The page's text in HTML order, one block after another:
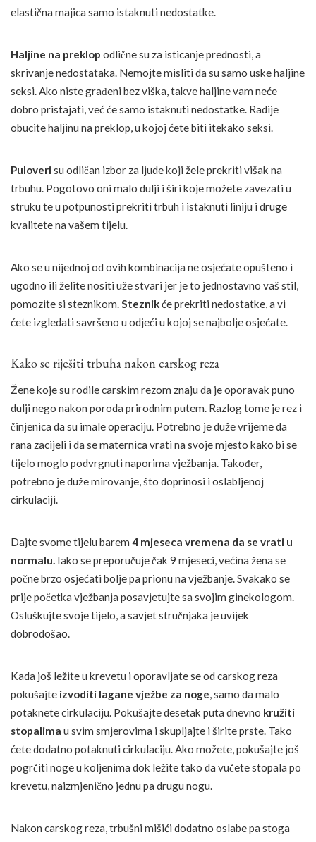
elastična majica samo istaknuti nedostatke.
Haljine na preklop odlične su za isticanje prednosti, a
skrivanje nedostataka. Nemojte misliti da su samo uske haljine
seksi. Ako niste građeni bez viška, takve haljine vam neće
dobro pristajati, već će samo istaknuti nedostatke. Radije
obucite haljinu na preklop, u kojoj ćete biti itekako seksi.
Puloverisu odličan izbor za ljude koji žele prekriti višak na
trbuhu. Pogotovo oni malo dulji i širi koje možete zavezati u
struku te u potpunosti prekriti trbuh i istaknuti liniju i druge
kvalitete na vašem tijelu.
Ako se u nijednoj od ovih kombinacija ne osjećate opušteno i
ugodno ili želite nositi uže stvari jer je to jednostavno vaš stil,
pomozite si steznikom. Steznikće prekriti nedostatke, a vi
ćete izgledati savršeno u odjeći u kojoj se najbolje osjećate.
Kako se riješiti trbuha nakon carskog reza
Žene koje su rodile carskim rezom znaju da je oporavak puno
dulji nego nakon poroda prirodnim putem. Razlog tome je rez i
činjenica da su imale operaciju. Potrebno je duže vrijeme da
rana zacijeli i da se maternica vrati na svoje mjesto kako bi se
tijelo moglo podvrgnuti naporima vježbanja. Također,
potrebno je duže mirovanje, što doprinosi i oslabljenoj
cirkulaciji.
Dajte svome tijelu barem 4 mjeseca vremena da se vrati u
normalu. Iako se preporučuje čak 9 mjeseci, većina žena se
počne brzo osjećati bolje pa prionu na vježbanje. Svakako se
prije početka vježbanja posavjetujte sa svojim ginekologom.
Osluškujte svoje tijelo, a savjet stručnjaka je uvijek
dobrodošao.
Kada još ležite u krevetu i oporavljate se od carskog reza
pokušajte izvoditi lagane vježbe za noge, samo da malo
potaknete cirkulaciju. Pokušajte desetak puta dnevno kružiti
stopalima u svim smjerovima i skupljajte i širite prste. Tako
ćete dodatno potaknuti cirkulaciju. Ako možete, pokušajte još
pogrčiti noge u koljenima dok ležite tako da vučete stopala po
krevetu, naizmjenično jednu pa drugu nogu.
Nakon carskog reza, trbušni mišići dodatno oslabe pa stoga